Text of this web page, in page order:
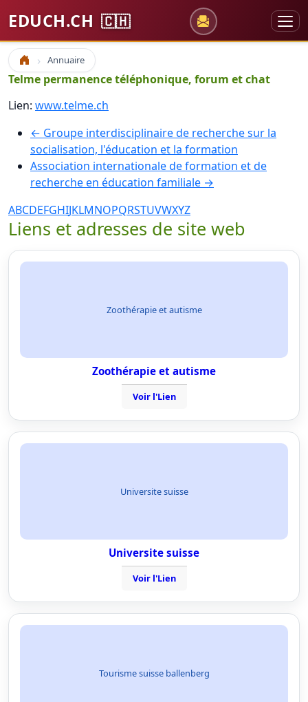
EDUCH.CH 🇨🇭
Accueil Annuaire
Telme permanence téléphonique, forum et chat
Lien: www.telme.ch
← Groupe interdisciplinaire de recherche sur la
socialisation, l'éducation et la formation
Association internationale de formation et de
recherche en éducation familiale →
ABCDEFGHIJKLMNOPQRSTUVWXYZ
Liens et adresses de site web
Zoothérapie et autisme
Zoothérapie et autisme
Voir l'Lien
Universite suisse
Universite suisse
Voir l'Lien
Tourisme suisse ballenberg